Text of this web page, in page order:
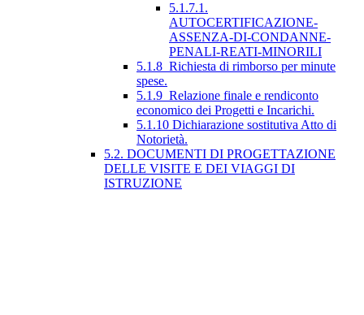
5.1.7.1.
AUTOCERTIFICAZIONE-
ASSENZA-DI-CONDANNE-
PENALI-REATI-MINORILI
5.1.8_Richiesta di rimborso per minute
spese.
5.1.9_Relazione finale e rendiconto
economico dei Progetti e Incarichi.
5.1.10 Dichiarazione sostitutiva Atto di
Notorietà.
5.2. DOCUMENTI DI PROGETTAZIONE
DELLE VISITE E DEI VIAGGI DI
ISTRUZIONE